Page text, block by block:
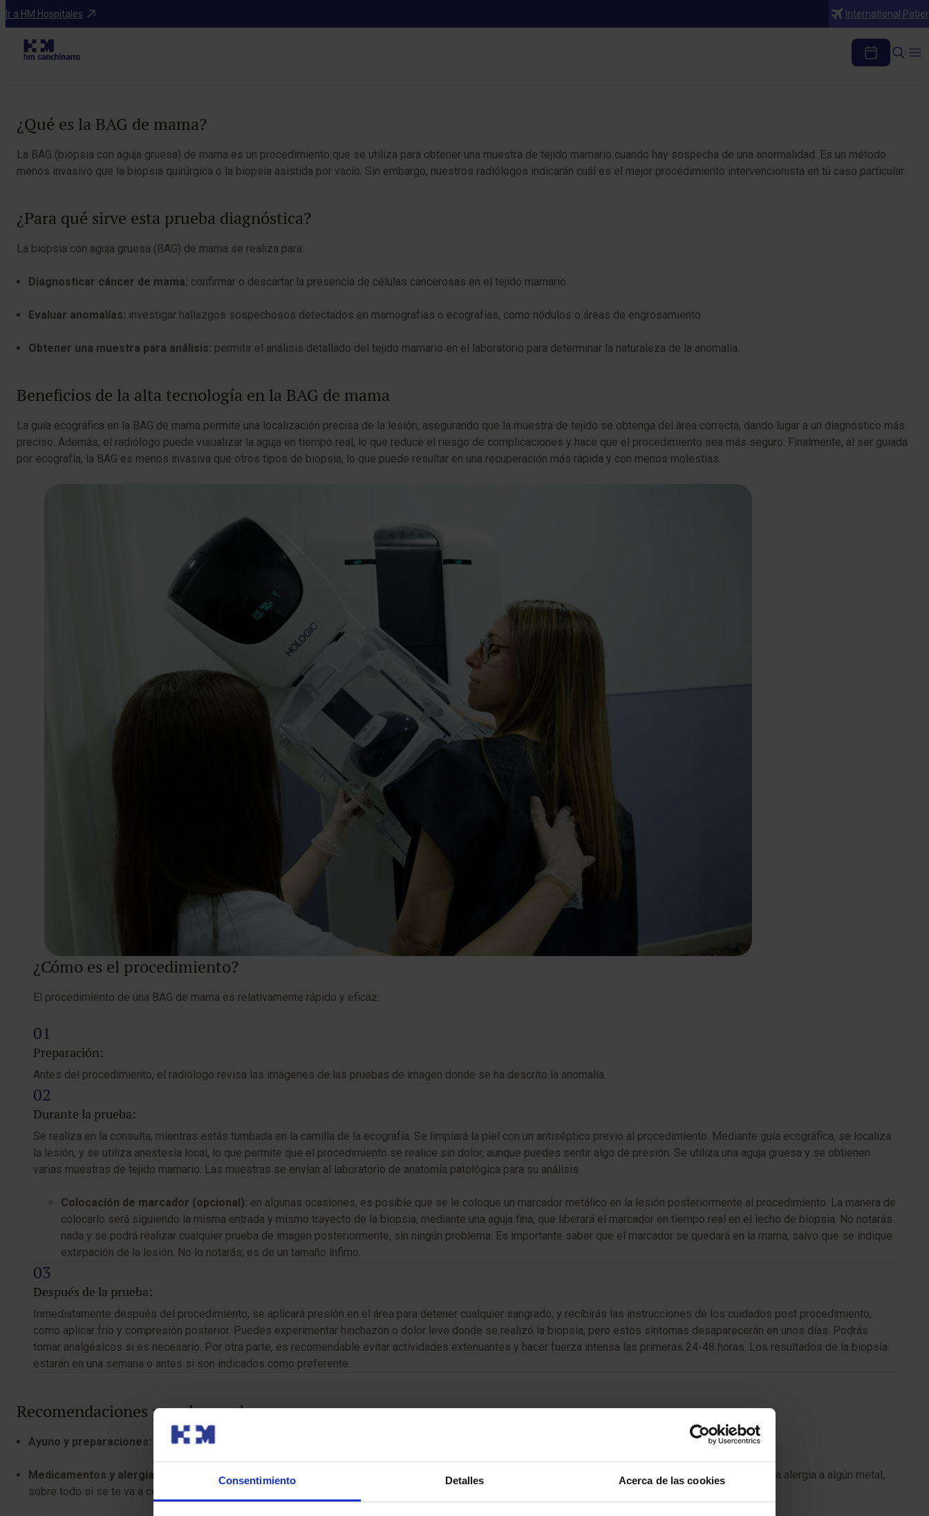
Consentimiento Detalles Acerca de las cookies
Ir a HM Hospitales International
Diagnosticos
BAG de mama
¿Qué es la BAG de mama?
La BAG (biopsia con aguja gruesa) de mama es un procedimiento que se utiliza para obtener una muestra de tejido mamario cuando hay sospecha de una anormalidad. Es un método
menos invasivo que la biopsia quirúrgica o la biopsia asistida por vacío. Sin embargo, nuestros radiólogos indicarán cuál es el mejor procedimiento intervencionista en tú caso particular.
¿Para qué sirve esta prueba diagnóstica?
La biopsia con aguja gruesa (BAG) de mama se realiza para:
Diagnosticar cáncer de mama: confirmar o descartar la presencia de células cancerosas en el tejido mamario.
Evaluar anomalías: investigar hallazgos sospechosos detectados en mamografías o ecografías, como nódulos o áreas de engrosamiento.
Obtener una muestra para análisis: permitir el análisis detallado del tejido mamario en el laboratorio para determinar la naturaleza de la anomalía.
Beneficios de la alta tecnología en la BAG de mama
La guía ecográfica en la BAG de mama permite una localización precisa de la lesión, asegurando que la muestra de tejido se obtenga del área correcta, dando lugar a un diagnóstico más
preciso. Además, el radiólogo puede visualizar la aguja en tiempo real, lo que reduce el riesgo de complicaciones y hace que el procedimiento sea más seguro. Finalmente, al ser guiada
por ecografía, la BAG es menos invasiva que otros tipos de biopsia, lo que puede resultar en una recuperación más rápida y con menos molestias.
¿Cómo es el procedimiento?
El procedimiento de una BAG de mama es relativamente rápido y eficaz:
Preparación:
Antes del procedimiento, el radiólogo revisa las imágenes de las pruebas de imagen donde se ha descrito la anomalía.
Durante la prueba:
Se realiza en la consulta, mientras estás tumbada en la camilla de la ecografía. Se limpiará la piel con un antiséptico previo al procedimiento. Mediante guía ecográfica, se localiza
la lesión, y se utiliza anestesia local, lo que permite que el procedimiento se realice sin dolor, aunque puedes sentir algo de presión. Se utiliza una aguja gruesa y se obtienen
varias muestras de tejido mamario. Las muestras se envían al laboratorio de anatomía patológica para su análisis.
Colocación de marcador (opcional): en algunas ocasiones, es posible que se le coloque un marcador metálico en la lesión posteriormente al procedimiento. La manera de
colocarlo será siguiendo la misma entrada y mismo trayecto de la biopsia, mediante una aguja fina, que liberará el marcador en tiempo real en el lecho de biopsia. No notarás
nada y se podrá realizar cualquier prueba de imagen posteriormente, sin ningún problema. Es importante saber que el marcador se quedará en la mama, salvo que se indique
extirpación de la lesión. No lo notarás; es de un tamaño ínfimo.
Después de la prueba:
Inmediatamente después del procedimiento, se aplicará presión en el área para detener cualquier sangrado, y recibirás las instrucciones de los cuidados post procedimiento,
como aplicar frío y compresión posterior. Puedes experimentar hinchazón o dolor leve donde se realizó la biopsia, pero estos síntomas desaparecerán en unos días. Podrás
tomar analgésicos si es necesario. Por otra parte, es recomendable evitar actividades extenuantes y hacer fuerza intensa las primeras 24-48 horas. Los resultados de la biopsia
estarán en una semana o antes si son indicados como preferente.
Recomendaciones para la prueba
Ayuno y preparaciones: no es necesario ayuno ni preparaciones especiales antes del procedimiento.
Medicamentos y alergias:
es importante que avises si estás tomando algún medicamento anticoagulante o tienes alguna alergia. También si tienes alguna alergia a algún metal,
sobre todo si se te va a colocar un marcador metálico.